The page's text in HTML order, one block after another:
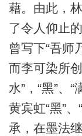
藉。由此，
了令人仰止
曾写下“吾师
而李可染所
水”，“黑”、
黄宾虹“黑”、
承，在墨法